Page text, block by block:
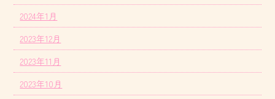
2024年1月
2023年12月
2023年11月
2023年10月